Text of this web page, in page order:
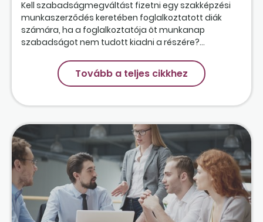
Kell szabadságmegváltást fizetni egy szakképzési
munkaszerződés keretében foglalkoztatott diák
számára, ha a foglalkoztatója öt munkanap
szabadságot nem tudott kiadni a részére?...
Tovább a teljes cikkhez